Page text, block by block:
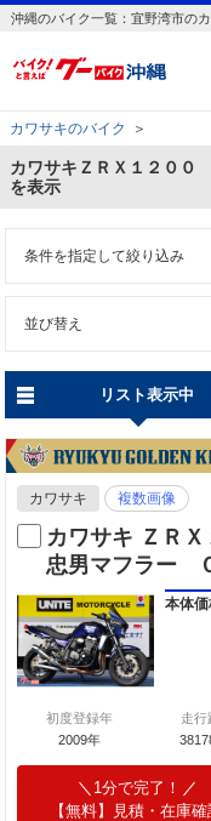
沖縄のバイク一覧：宜野湾市の
カワサキのバイク ＞
カワサキＺＲＸ１２００
を表示
条件を指定して絞り込み
並び替え
リスト表示中
カワサキ 複数画像
カワサキ ＺＲ
忠男マフラー
本体
初度登録年
2009年
走行
1分で完了！
【無料】見積・在庫